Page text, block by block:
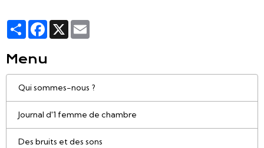
PartagerFacebook
X
Menu
Qui sommes-nous ?
Journal d'1 femme de chambre
Des bruits et des sons